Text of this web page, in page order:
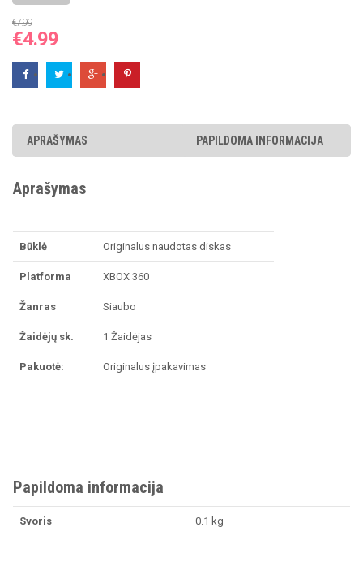
€7.99
Original
price
was:
€4.99Current
price
is:
APRAŠYMAS PAPILDOMA INFORMACIJA
Aprašymas
Būklė Originalus naudotas diskas
Platforma XBOX 360
Žanras Siaubo
Žaidėjų sk. 1 Žaidėjas
Pakuotė: Originalus įpakavimas
Papildoma informacija
Svoris 0.1 kg